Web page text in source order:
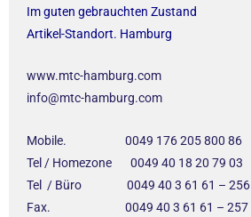
Im guten gebrauchten Zustand
Artikel-Standort. Hamburg
www.mtc-hamburg.com
info@mtc-hamburg.com
Mobile. 0049 176 205 800 86
Tel / Homezone 0049 40 18 20 79 03
Tel / Büro 0049 40 3 61 61 – 256
Fax. 0049 40 3 61 61 – 257